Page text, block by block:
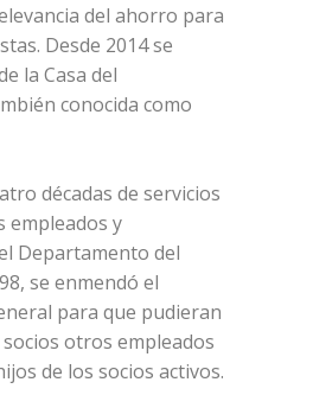
del ahorro para
Desde 2014 se
la Casa del
conocida como
décadas de servicios
empleados y
Departamento del
se enmendó el
para que pudieran
otros empleados
de los socios activos.